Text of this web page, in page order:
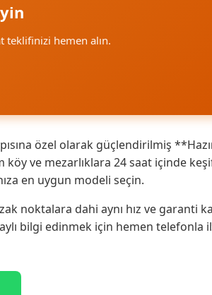
teklifinizi hemen alın.
özel olarak güçlendirilmiş
ve mezarlıklara 24 saat içinde
en uygun modeli seçin.
noktalara dahi aynı hız ve garanti
bilgi edinmek için hemen telefonla